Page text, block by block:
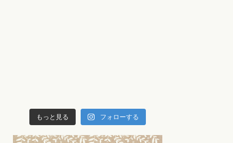
もっと見る フォローする